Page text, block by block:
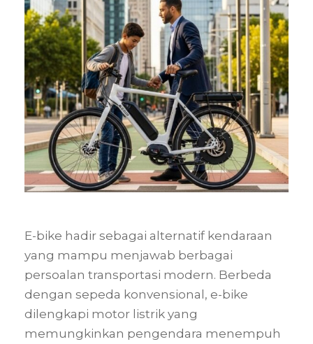
E-bike hadir sebagai alternatif kendaraan
yang mampu menjawab berbagai
persoalan transportasi modern. Berbeda
dengan sepeda konvensional, e-bike
dilengkapi motor listrik yang
memungkinkan pengendara menempuh